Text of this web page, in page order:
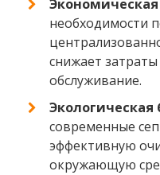
необходимости
снижает
обслуживание.
Экологическая
современные
эффективную
окружающую